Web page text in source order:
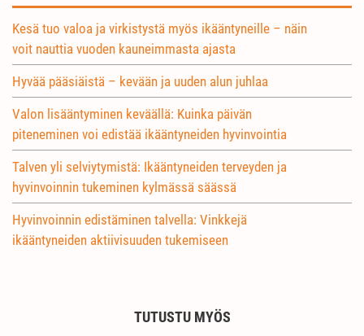
Kesä tuo valoa ja virkistystä myös ikääntyneille – näin
voit nauttia vuoden kauneimmasta ajasta
Hyvää pääsiäistä – kevään ja uuden alun juhlaa
Valon lisääntyminen keväällä: Kuinka päivän
piteneminen voi edistää ikääntyneiden hyvinvointia
Talven yli selviytymistä: Ikääntyneiden terveyden ja
hyvinvoinnin tukeminen kylmässä säässä
Hyvinvoinnin edistäminen talvella: Vinkkejä
ikääntyneiden aktiivisuuden tukemiseen
TUTUSTU MYÖS